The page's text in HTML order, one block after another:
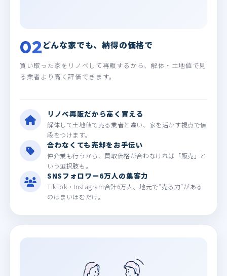
02どんな家でも、納得の価格で
買い取った家をリノベして再販するから、解体・土地値で見
る業者より高く評価できます。
リノベ再販だから高く買える
解体して土地値で売る業者と違い、家を活かす視点で値
段をつけます。
合わなくても売却をお手伝い
仲介業も行うから、買取価格が合わなければ「販売」と
いう選択肢も。
SNSフォロワー6万人の集客力
TikTok・Instagram合計6万人。地元で“売る力”がある
のはまいほむだけ。